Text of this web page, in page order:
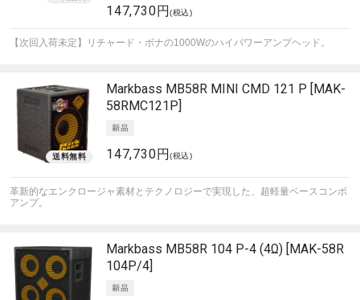
147,730円(税込)
【次回入荷未定】リチャード・ボナの1000Wのハイパワーアンプヘッド。
Markbass MB58R MINI CMD 121 P [MAK-
58RMC121P]
147,730円(税込)
革新的なエンクロージャ素材とテクノロジーで実現した、超軽量ベースコンボ
アンプ。
Markbass MB58R 104 P-4 (4Ω) [MAK-58R
104P/4]